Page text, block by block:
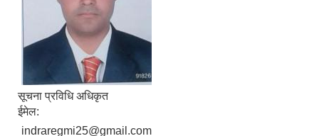
सूचना प्रविधि अधिकृत
ईमेल:
indraregmi25@gmail.com